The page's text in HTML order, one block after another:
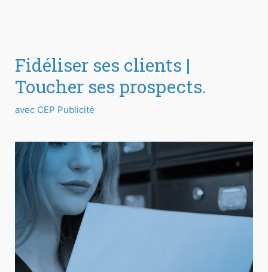
Fidéliser ses clients |
Toucher ses prospects.
avec CEP Publicité